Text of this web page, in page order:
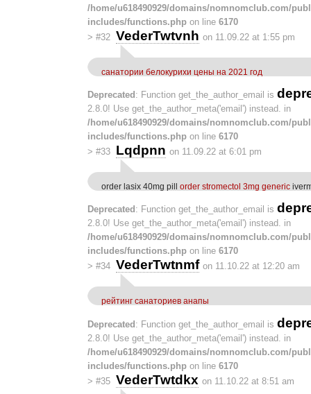
/home/u618490929/domains/nomnomclub.com/
includes/functions.php on line 6170
> #32 VederTwtvnh on 11.09.22 at 1:55 pm
санатории белокурихи цены на 2021 год
Deprecated : Function get_the_author_email is
2.8.0! Use get_the_author_meta('email') instead. in
/home/u618490929/domains/nomnomclub.com/
includes/functions.php on line 6170
> #33 Lqdpnn on 11.09.22 at 6:01 pm
order lasix 40mg pill order stromectol 3mg generic
Deprecated : Function get_the_author_email is
2.8.0! Use get_the_author_meta('email') instead. in
/home/u618490929/domains/nomnomclub.com/
includes/functions.php on line 6170
> #34 VederTwtnmf on 11.10.22 at 12:20 am
рейтинг санаториев анапы
Deprecated: Function get_the_author_email is
2.8.0! Use get_the_author_meta('email') instead. in
/home/u618490929/domains/nomnomclub.com/
includes/functions.php on line 6170
> #35 VederTwtdkx on 11.10.22 at 8:51 am